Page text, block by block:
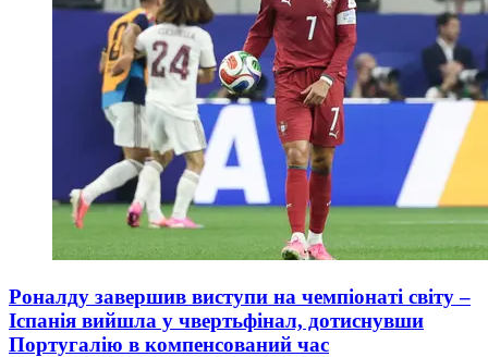
Роналду завершив виступи на чемпіонаті світу –
Іспанія вийшла у чвертьфінал, дотиснувши
Португалію в компенсований час